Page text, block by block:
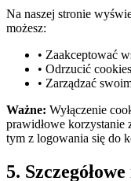
Na naszej stronie
możesz:
• Zaakceptować
• Odrzucić
• Zarządzać
Ważne: Wyłączenie
prawidłowe
tym z logowania się do
5.